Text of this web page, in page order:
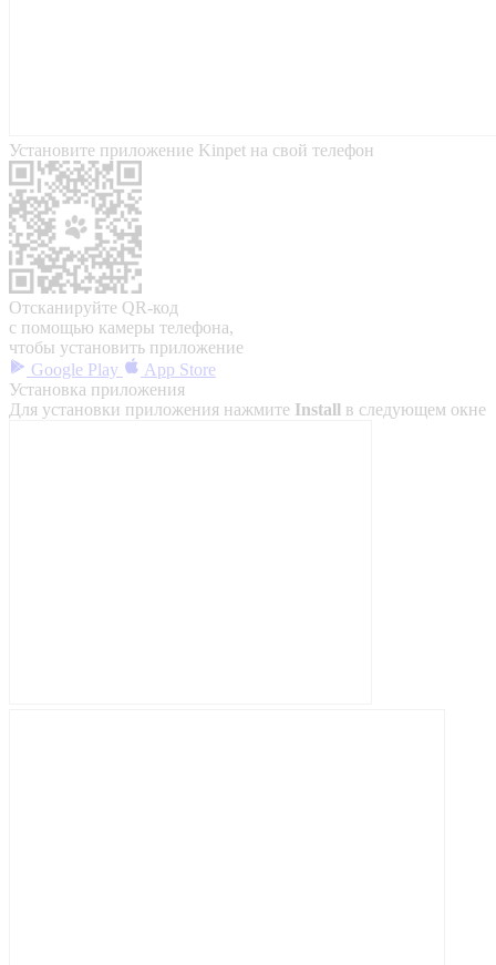
Установите приложение Kinpet на свой телефон
Отсканируйте QR-код
с помощью камеры телефона,
чтобы установить приложение
Google Play
App Store
Установка приложения
Для установки приложения нажмите Install в следующем окне